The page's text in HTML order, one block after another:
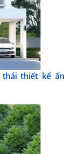
thiết kế ấn